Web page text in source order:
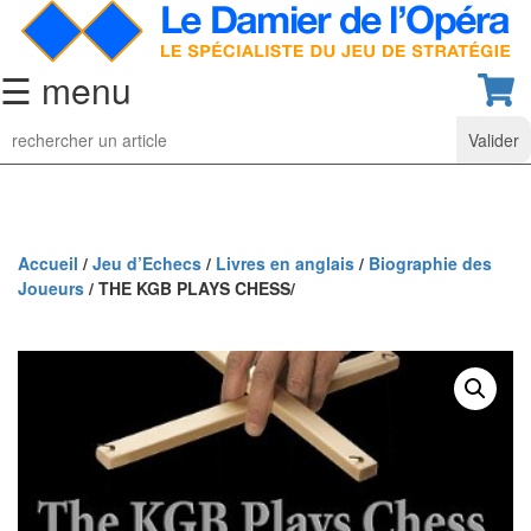
☰ menu
Jeu
d’Echecs
collection
classiques
d’échecs
classiques
Coffrets
Accueil / Jeu d’Echecs / Livres en anglais / Biographie des
Joueurs / THE KGB PLAYS CHESS/